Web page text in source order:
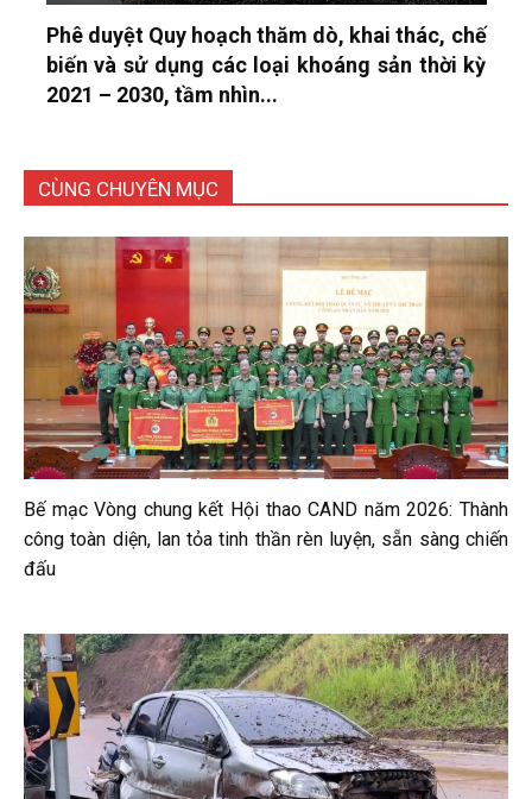
Phê duyệt Quy hoạch thăm dò, khai thác, chế
biến và sử dụng các loại khoáng sản thời kỳ
2021 – 2030, tầm nhìn...
CÙNG CHUYÊN MỤC
Bế mạc Vòng chung kết Hội thao CAND năm 2026: Thành
công toàn diện, lan tỏa tinh thần rèn luyện, sẵn sàng chiến
đấu